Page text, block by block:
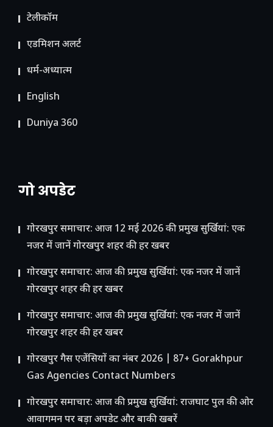
टेलीकॉम
ए​डमिशन अलर्ट
धर्म-अध्यात्म
English
Duniya 360
गो अपडेट
गोरखपुर समाचार: आज 12 मई 2026 की प्रमुख सुर्खियां: एक
नजर में जानें गोरखपुर शहर की हर खबर
गोरखपुर समाचार: आज की प्रमुख सुर्खियां: एक नजर में जानें
गोरखपुर शहर की हर खबर
गोरखपुर समाचार: आज की प्रमुख सुर्खियां: एक नजर में जानें
गोरखपुर शहर की हर खबर
गोरखपुर गैस एजेंसियों का नंबर 2026 | 87+ Gorakhpur
Gas Agencies Contact Numbers
गोरखपुर समाचार: आज की प्रमुख सुर्खियां: राजघाट पुल की ओर
आवागमन पर बड़ा अपडेट और बाकी खबरें